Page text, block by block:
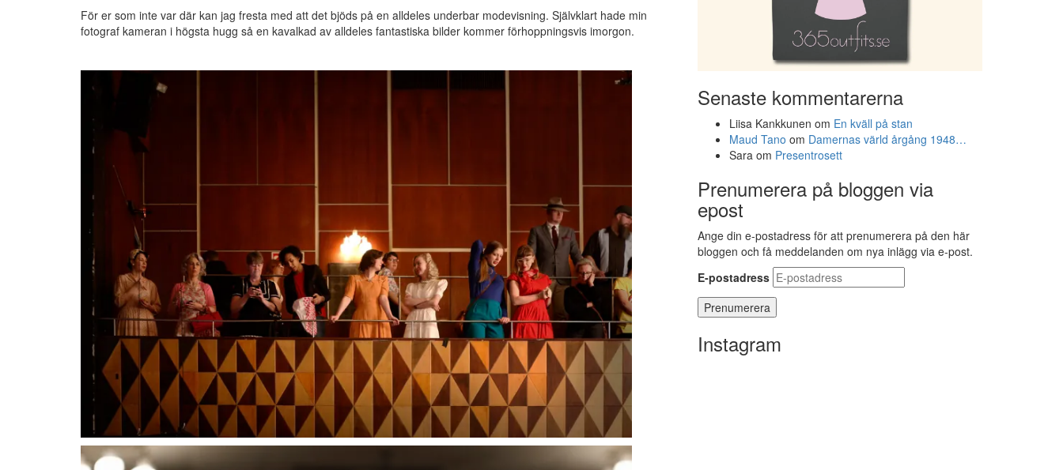
För er som inte var där kan jag fresta med att det bjöds på en alldeles underbar modevisning. Självklart hade min
fotograf kameran i högsta hugg så en kavalkad av alldeles fantastiska bilder kommer förhoppningsvis imorgon.
Senaste kommentarerna
Liisa Kankkunen om En kväll på stan
Maud Tano om Damernas värld årgång 1948…
Sara om Presentrosett
Prenumerera på bloggen via
epost
Ange din e-postadress för att prenumerera på den här
bloggen och få meddelanden om nya inlägg via e-post.
E-postadress
Instagram